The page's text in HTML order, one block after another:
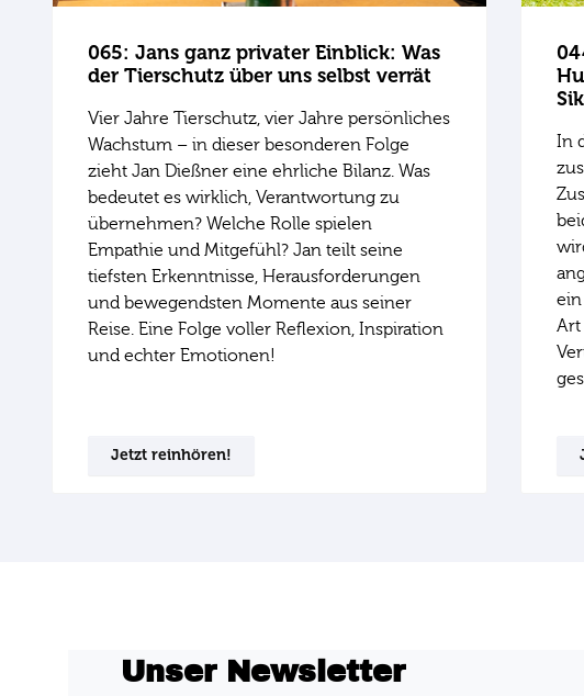
065: Jans ganz privater Einblick: Was
der Tierschutz über uns selbst verrät
Vier Jahre Tierschutz, vier Jahre persönliches
Wachstum – in dieser besonderen Folge
zieht Jan Dießner eine ehrliche Bilanz. Was
bedeutet es wirklich, Verantwortung zu
übernehmen? Welche Rolle spielen
Empathie und Mitgefühl? Jan teilt seine
tiefsten Erkenntnisse, Herausforderungen
und bewegendsten Momente aus seiner
Reise. Eine Folge voller Reflexion, Inspiration
und echter Emotionen!
Jetzt reinhören!
In
Art
Unser Newsletter